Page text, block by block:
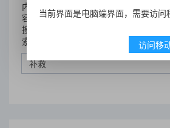
内
容
搜
索
当前界面是电脑端界面，需要访问
访问移